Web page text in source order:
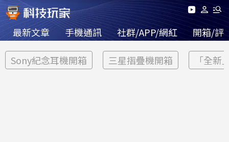
最新文章 手機通訊 社群/APP/網紅 開箱/評
Sony紀念耳機開箱 三星摺疊機開箱 「全新